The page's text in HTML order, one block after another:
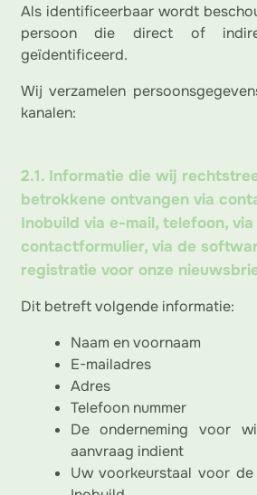
Als identificeerbaar wordt
persoon die direct of
geïdentificeerd.
Wij verzamelen
kanalen:
2.1. Informatie die wij
betrokkene ontvangen via
Inobuild via e-mail, telefoon,
contactformulier, via de
registratie voor onze
Dit betreft volgende informatie:
Naam en voornaam
E-mailadres
Adres
Telefoon nummer
De onderneming voor
aanvraag indient
Uw voorkeurstaal voor